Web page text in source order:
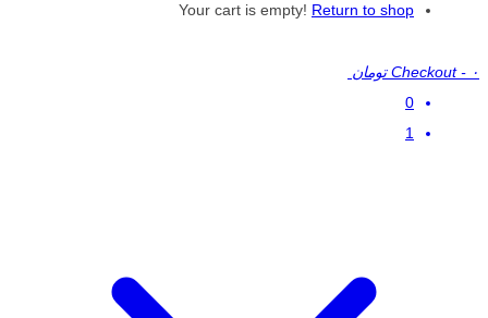
Your cart is empty! Return to shop
Checkout - ۰ تومان
0
1